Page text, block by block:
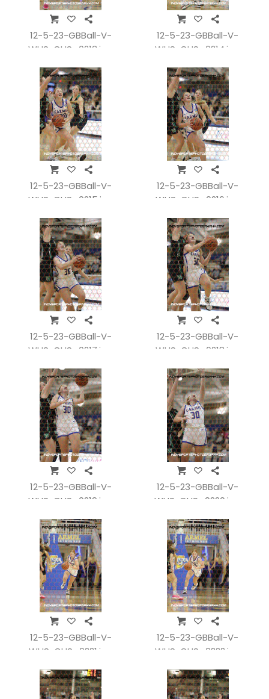
12-5-23-GBBall-V-
WHSvCHS_0213.jpg
12-5-23-GBBall-V-
WHSvCHS_0214.jpg
12-5-23-GBBall-V-
WHSvCHS_0215.jpg
12-5-23-GBBall-V-
WHSvCHS_0216.jpg
12-5-23-GBBall-V-
WHSvCHS_0217.jpg
12-5-23-GBBall-V-
WHSvCHS_0218.jpg
12-5-23-GBBall-V-
WHSvCHS_0219.jpg
12-5-23-GBBall-V-
WHSvCHS_0220.jpg
12-5-23-GBBall-V-
WHSvCHS_0221.jpg
12-5-23-GBBall-V-
WHSvCHS_0222.jpg